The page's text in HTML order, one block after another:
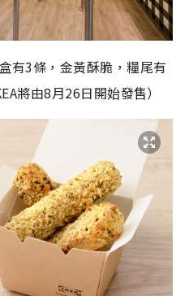
有3條，金黃酥脆，糧尾有
將由8月26日開始發售）